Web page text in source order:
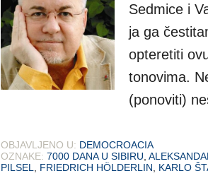
Sedmice i
ja ga
opteretiti
tonovima.
(ponoviti)
OBJAVLJENO U: DEMOCROACIA
OZNAKE: 7000 DANA U SIBIRU
PILSEL
FRIEDRICH HÖLDERLIN KARLO